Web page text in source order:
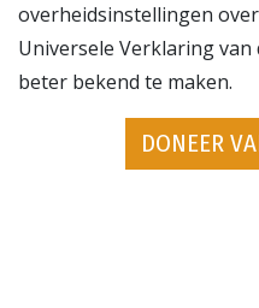
overheidsinstellingen
Universele Verklaring van
beter bekend te maken.
DONEER